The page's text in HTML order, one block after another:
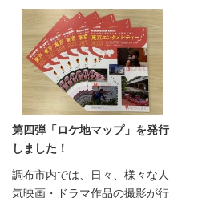
第四弾「ロケ地マップ」を発行
しました！
調布市内では、日々、様々な人
気映画・ドラマ作品の撮影が行